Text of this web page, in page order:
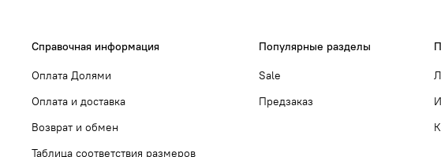
Справочная информация
Оплата Долями
Оплата и доставка
Возврат и обмен
Таблица соответствия размеров
Популярные разделы
Sale
Предзаказ